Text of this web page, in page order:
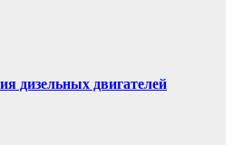
дизельных двигателей